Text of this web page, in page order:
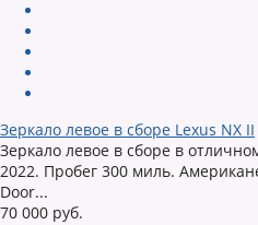
Зеркало левое в сборе Lexus NX II
Зеркало левое в сборе в
2022. Пробег 300 миль.
Door...
70 000 руб.